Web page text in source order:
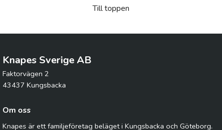
Till toppen
Knapes Sverige AB
Faktorvägen 2
43437 Kungsbacka
Om oss
Knapes är ett familjeföretag beläget i Kungsbacka och Göteborg.